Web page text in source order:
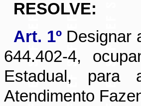
RESOLVE:
Art. 1º Designar
644.402-4,
Estadual, para
Atendimento